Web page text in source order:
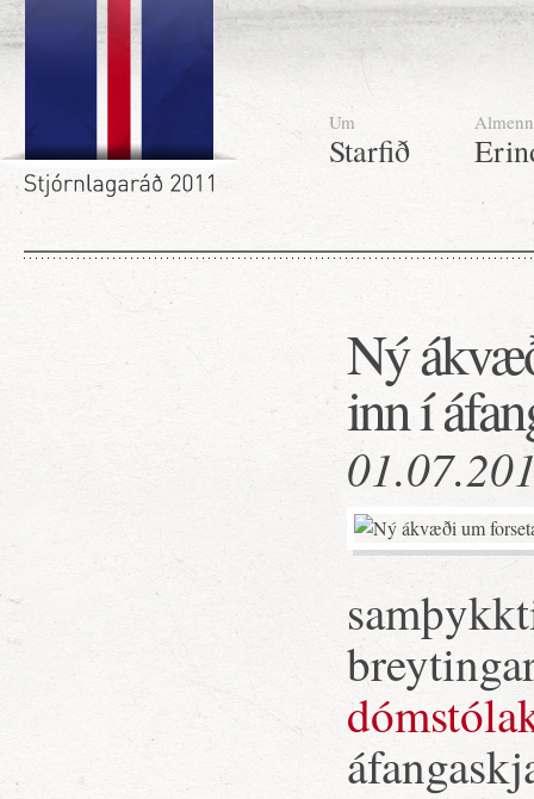
Um
Starfið
Almenn
Ný
inn í